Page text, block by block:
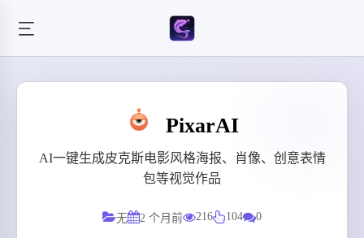
PixarAI
AI一键生成皮克斯电影风格海报、肖像、创意表情
包等视觉作品
无 2 个月前 216 104 0